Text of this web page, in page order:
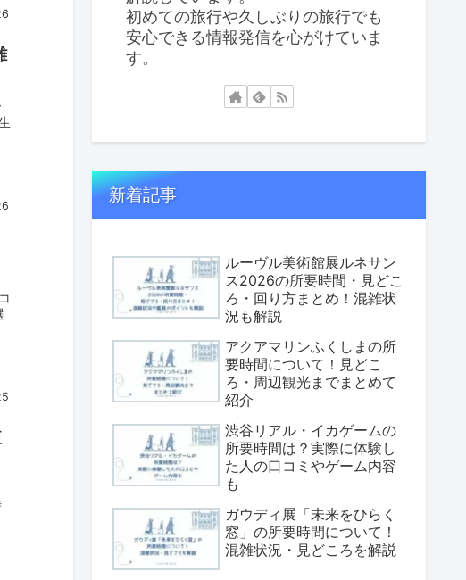
初めての旅行や久しぶりの旅行でも
安心できる情報発信を心がけていま
す。
新着記事
ルーヴル美術館展ルネサン
ス2026の所要時間・見どこ
ろ・回り方まとめ！混雑状
況も解説
アクアマリンふくしまの所
要時間について！見どこ
ろ・周辺観光までまとめて
紹介
渋谷リアル・イカゲームの
所要時間は？実際に体験し
た人の口コミやゲーム内容
も
ガウディ展「未来をひらく
窓」の所要時間について！
混雑状況・見どころを解説